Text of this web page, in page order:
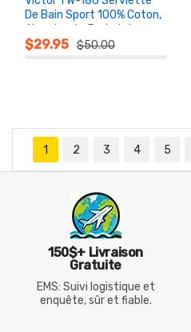
De Bain Sport 100% Coton,
Absorbante Badminton
$29.95 $50.00
PANIER
1 2 3 4 5
150$+ Livraison
Gratuite
EMS: Suivi logistique et
enquête, sûr et fiable.